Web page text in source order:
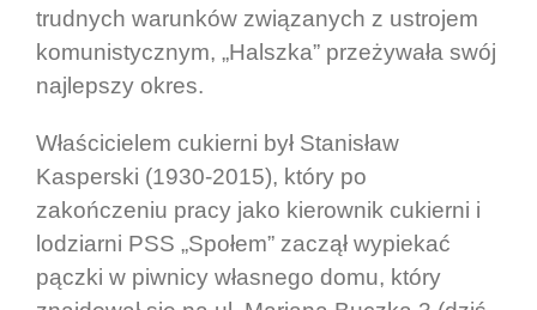
trudnych warunków związanych z ustrojem
komunistycznym, „Halszka” przeżywała swój
najlepszy okres.
Właścicielem cukierni był Stanisław
Kasperski (1930-2015), który po
zakończeniu pracy jako kierownik cukierni i
lodziarni PSS „Społem” zaczął wypiekać
pączki w piwnicy własnego domu, który